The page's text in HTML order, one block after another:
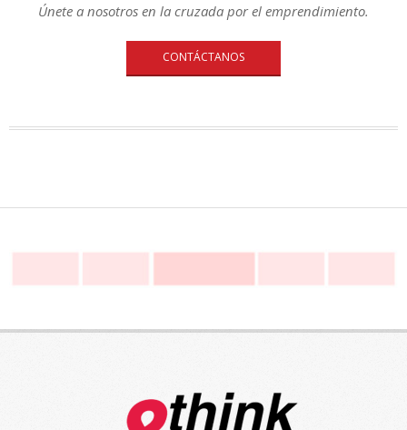
Únete a nosotros en la cruzada por el emprendimiento.
CONTÁCTANOS